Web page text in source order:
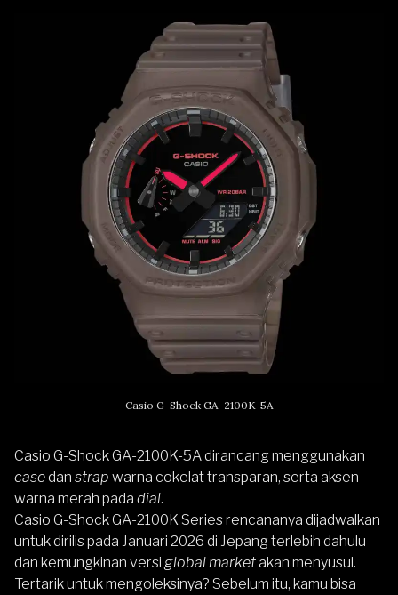
Casio G-Shock GA-2100K-5A
Casio G-Shock GA-2100K-5A dirancang menggunakan
casedan strap warna cokelat transparan, serta aksen
warna merah pada dial.
Casio G-Shock GA-2100K Series rencananya dijadwalkan
untuk dirilis pada Januari 2026 di Jepang terlebih dahulu
dan kemungkinan versi global marketakan menyusul.
Tertarik untuk mengoleksinya? Sebelum itu, kamu bisa